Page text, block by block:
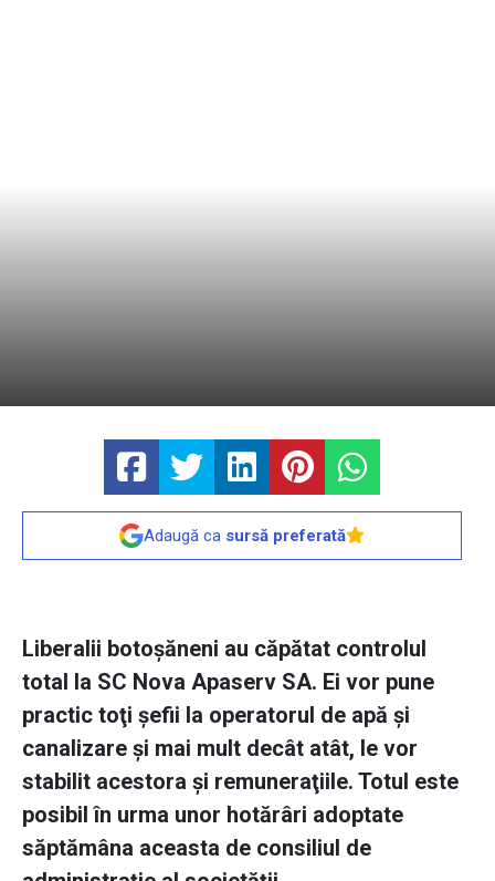
Adaugă ca sursă preferată
Liberalii botoşăneni au căpătat controlul
total la SC Nova Apaserv SA. Ei vor pune
practic toţi şefii la operatorul de apă şi
canalizare şi mai mult decât atât, le vor
stabilit acestora şi remuneraţiile. Totul este
posibil în urma unor hotărâri adoptate
săptămâna aceasta de consiliul de